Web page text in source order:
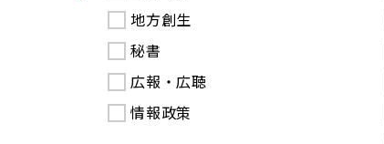
地方創生
秘書
広報・広聴
情報政策